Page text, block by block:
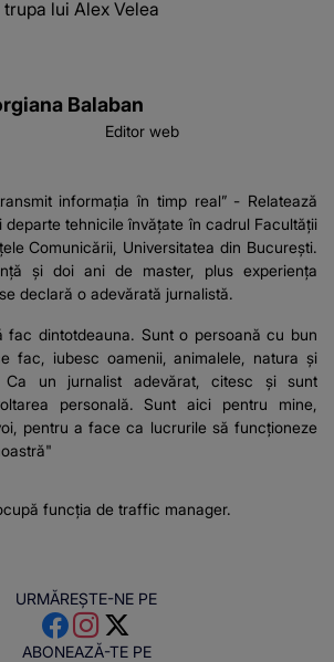
lui Alex Velea
Balaban
Editor web
informația în timp real” - Relatează
tehnicile învățate în cadrul Facultății
Comunicării, Universitatea din București.
și doi ani de master, plus experiența
declară o adevărată jurnalistă.
fac dintotdeauna. Sunt o persoană cu bun
fac, iubesc oamenii, animalele, natura și
Ca un jurnalist adevărat, citesc și sunt
personală. Sunt aici pentru mine,
pentru a face ca lucrurile să funcționeze
funcția de traffic manager.
URMĂREȘTE-NE PE
ABONEAZĂ-TE PE